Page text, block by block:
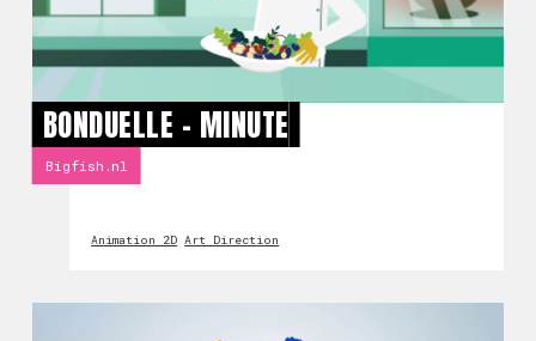
BONDUELLE - MINUTE
Bigfish.nl
Animation 2D Art Direction